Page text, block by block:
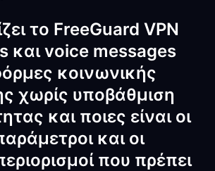
το FreeGuard VPN
και voice messages
κοινωνικής
χωρίς υποβάθμιση
και ποιες είναι οι
και οι
που πρέπει